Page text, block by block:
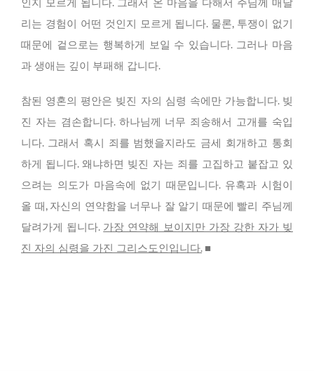
리는 경험이 어떤 것인지 모르게 됩니다. 물론, 투쟁이 없기
때문에 겉으로는 행복하게 보일 수 있습니다. 그러나 마음
과 생애는 깊이 부패해 갑니다.
참된 영혼의 평안은 빚진 자의 심령 속에만 가능합니다. 빚
진 자는 겸손합니다. 하나님께 너무 죄송해서 고개를 숙입
니다. 그래서 혹시 죄를 범했을지라도 금세 회개하고 통회
하게 됩니다. 왜냐하면 빚진 자는 죄를 고집하고 붙잡고 있
으려는 의도가 마음속에 없기 때문입니다. 유혹과 시험이
올 때, 자신의 연약함을 너무나 잘 알기 때문에 빨리 주님께
달려가게 됩니다. 가장 연약해 보이지만 가장 강한 자가 빚
진 자의 심령을 가진 그리스도인입니다.■